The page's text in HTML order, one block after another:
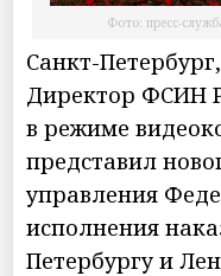
Фото: пресс-
Санкт-
Директор ФСИН
в режиме
представил
управления
исполнения
Петербургу и